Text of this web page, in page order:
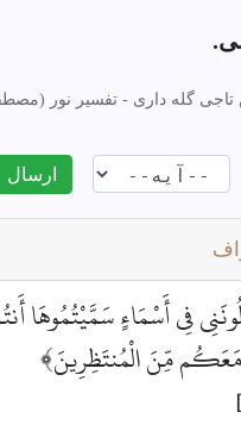
تاجی گله داری - تفسیر نور
ارسال
أَسْمَاءٍ سَمَّيْتُمُوهَا
مَعَكُم مِّنَ الْمُنتَظِرِينَ﴾